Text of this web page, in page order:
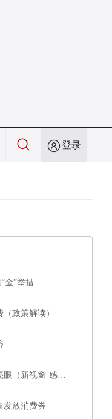
登录
金”举措
政策解读）
眼（新视窗·感…
发放消费券